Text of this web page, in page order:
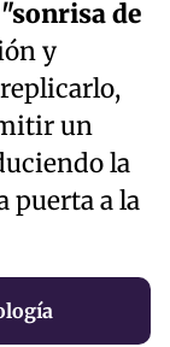
"sonrisa de
y
un
la
puerta a la